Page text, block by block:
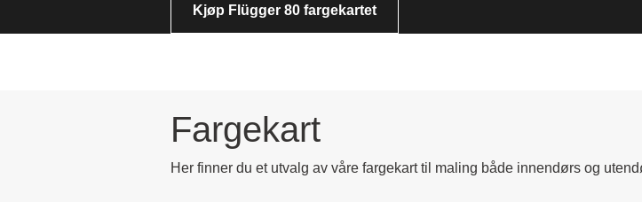
Kjøp Flügger 80 fargekartet
Fargekart
Her finner du et utvalg av våre fargekart til maling både innendørs og